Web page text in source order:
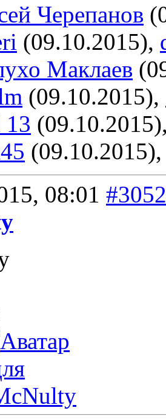
Черепанов
(09.10.2015),
Маклаев
(09.10.2015),
13
08:01 #3052